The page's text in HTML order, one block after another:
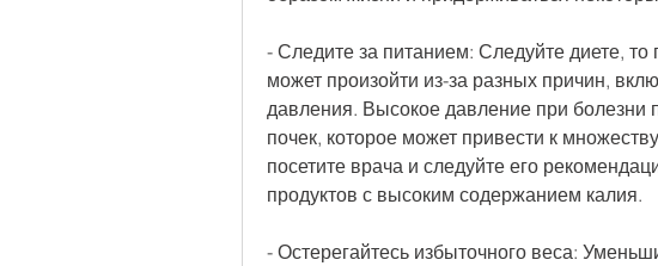
- Следите за питанием: Следуйте диете,
может произойти из-за разных причин,
давления. Высокое давление при болезни
почек, которое может привести к
посетите врача и следуйте его
продуктов с высоким содержанием калия.
- Остерегайтесь избыточного веса: